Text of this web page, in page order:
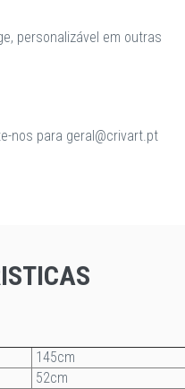
personalizável em outras
nos para geral@crivart.pt
145cm
52cm